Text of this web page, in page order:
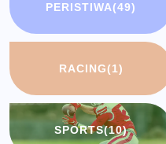
PERISTIWA(49)
RACING(1)
SPORTS(10)